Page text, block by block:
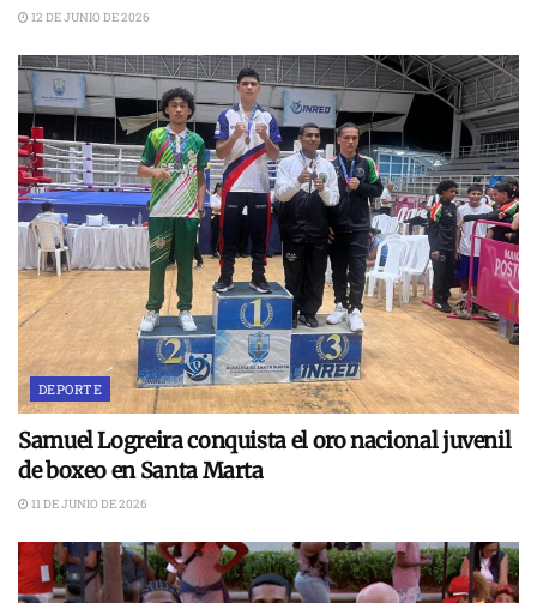
12 DE JUNIO DE 2026
DEPORTE
Samuel Logreira conquista el oro nacional juvenil
de boxeo en Santa Marta
11 DE JUNIO DE 2026